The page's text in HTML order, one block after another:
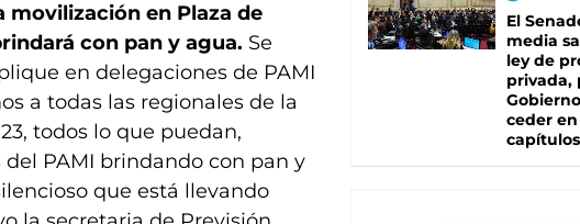
movilización en Plaza de
con pan y agua. Se
en delegaciones de PAMI
a todas las regionales de la
todos lo que puedan,
PAMI brindando con pan y
que está llevando
El
media
ley de
privada,
ceder
capítulos